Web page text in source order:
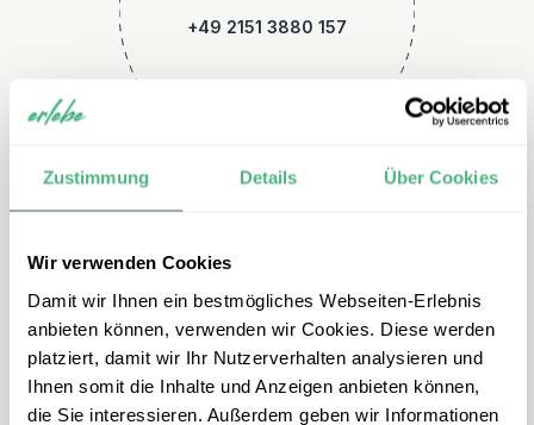
Zustimmung Details Über Cookies
Wir verwenden Cookies
Damit wir Ihnen ein bestmögliches Webseiten-Erlebnis
anbieten können, verwenden wir Cookies. Diese werden
platziert, damit wir Ihr Nutzerverhalten analysieren und
Ihnen somit die Inhalte und Anzeigen anbieten können,
die Sie interessieren. Außerdem geben wir Informationen
+49 2151 3880 157
E-Mail
kroatien@erlebe.de